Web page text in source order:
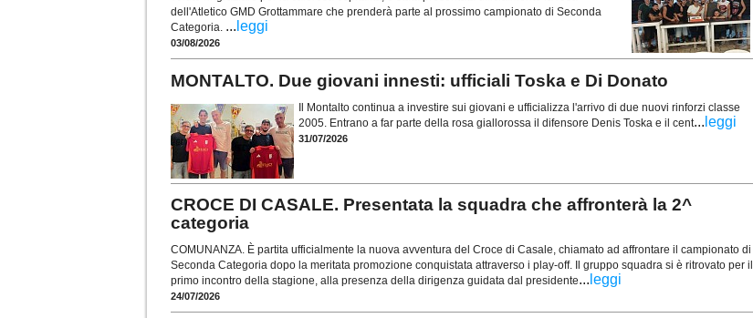
dell'Atletico GMD Grottammare che prenderà parte al prossimo campionato di Seconda
Categoria. ... leggi
03/08/2026
MONTALTO. Due giovani innesti: ufficiali Toska e Di Donato
Il Montalto continua a investire sui giovani e ufficializza l'arrivo di due nuovi rinforzi classe
2005. Entrano a far parte della rosa giallorossa il difensore Denis Toska e il cent... leggi
31/07/2026
CROCE DI CASALE. Presentata la squadra che affronterà la 2^
categoria
COMUNANZA. È partita ufficialmente la nuova avventura del Croce di Casale, chiamato ad affrontare il campionato di
Seconda Categoria dopo la meritata promozione conquistata attraverso i play-off. Il gruppo squadra si è ritrovato per il
primo incontro della stagione, alla presenza della dirigenza guidata dal presidente... leggi
24/07/2026